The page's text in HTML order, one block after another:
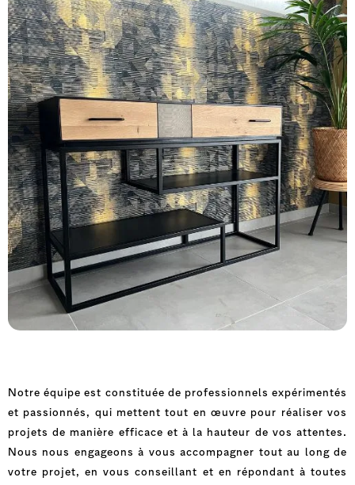
MOBILIER
Notre équipe est constituée de professionnels expérimentés
et passionnés, qui mettent tout en œuvre pour réaliser vos
projets de manière efficace et à la hauteur de vos attentes.
Nous nous engageons à vous accompagner tout au long de
votre projet, en vous conseillant et en répondant à toutes